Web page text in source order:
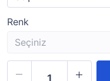
Renk